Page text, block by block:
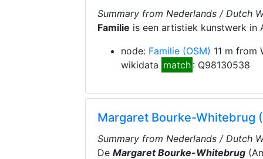
Summary from Nederlands / Dutch
Familie is een artistiek kunstwerk in
node: Familie (OSM) 11 m from
wikidata match : Q98130538
Margaret Bourke-Whitebrug
Summary from Nederlands / Dutch
De Margaret Bourke-Whitebrug